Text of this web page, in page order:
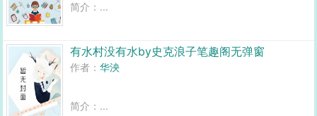
简介：...
有水村没有水by史克浪子笔趣阁无弹窗
作者：华泱
简介：...